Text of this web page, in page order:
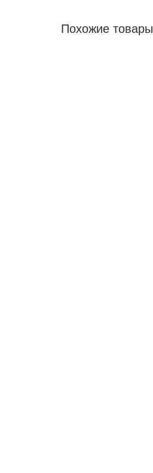
Похожие товары